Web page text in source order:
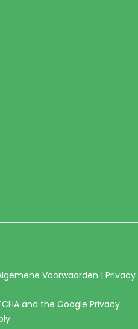
Voorwaarden | Privacy
and the Google Privacy